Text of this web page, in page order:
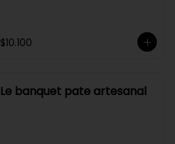
$10.100
Le banquet pate artesanal